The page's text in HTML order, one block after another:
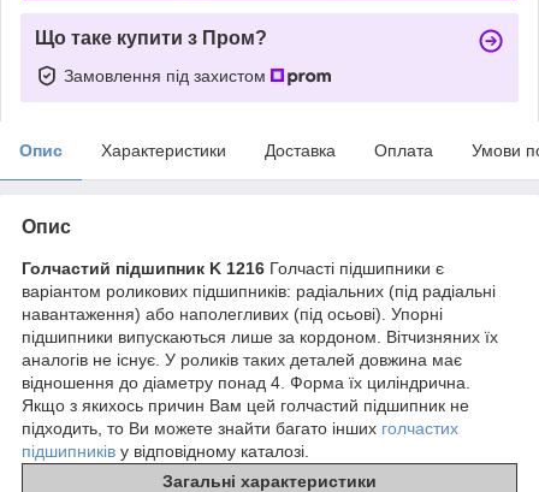
Що таке купити з Пром?
Замовлення під захистом
Опис Характеристики Доставка Оплата Умови
Опис
Голчастий підшипник K 1216 Голчасті підшипники є
варіантом роликових підшипників: радіальних (під радіальні
навантаження) або наполегливих (під осьові). Упорні
підшипники випускаються лише за кордоном. Вітчизняних їх
аналогів не існує. У роликів таких деталей довжина має
відношення до діаметру понад 4. Форма їх циліндрична.
Якщо з якихось причин Вам цей голчастий підшипник не
підходить, то Ви можете знайти багато інших голчастих
підшипників у відповідному каталозі.
Загальні характеристики